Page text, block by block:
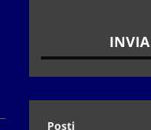
INVIA
Posti